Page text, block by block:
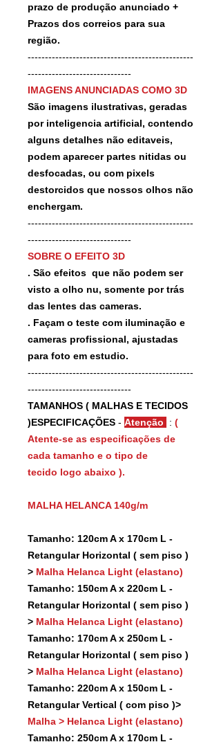
prazo de produção anunciado +
Prazos dos correios para sua
região.
------------------------------------------------
------------------------------
IMAGENS ANUNCIADAS COMO 3D
São imagens ilustrativas, geradas
por inteligencia artificial, contendo
alguns detalhes não editaveis,
podem aparecer partes nitidas ou
desfocadas, ou com pixels
destorcidos que nossos olhos não
enchergam.
------------------------------------------------
------------------------------
SOBRE O EFEITO 3D
. São efeitos que não podem ser
visto a olho nu, somente por trás
das lentes das cameras.
. Façam o teste com iluminação e
cameras profissional, ajustadas
para foto em estudio.
------------------------------------------------
------------------------------
TAMANHOS ( MALHAS E TECIDOS
)ESPECIFICAÇÕES - Atenção : (
Atente-se as especificações de
cada tamanho e o tipo de
tecido logo abaixo ).
MALHA HELANCA 140g/m
Tamanho: 120cm A x 170cm L -
Retangular Horizontal ( sem piso )
> Malha Helanca Light (elastano)
Tamanho: 150cm A x 220cm L -
Retangular Horizontal ( sem piso )
> Malha Helanca Light (elastano)
Tamanho: 170cm A x 250cm L -
Retangular Horizontal ( sem piso )
> Malha Helanca Light (elastano)
Tamanho: 220cm A x 150cm L -
Retangular Vertical ( com piso )>
Malha > Helanca Light (elastano)
Tamanho: 250cm A x 170cm L -